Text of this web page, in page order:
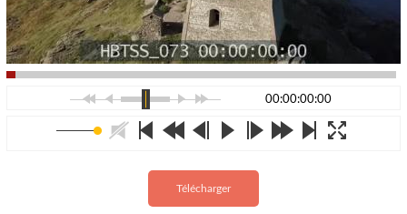
00:00:00:00
Télécharger